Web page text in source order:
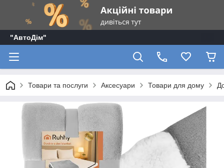
"АвтоДім"
Товари та послуги Аксесуари Товари для дому